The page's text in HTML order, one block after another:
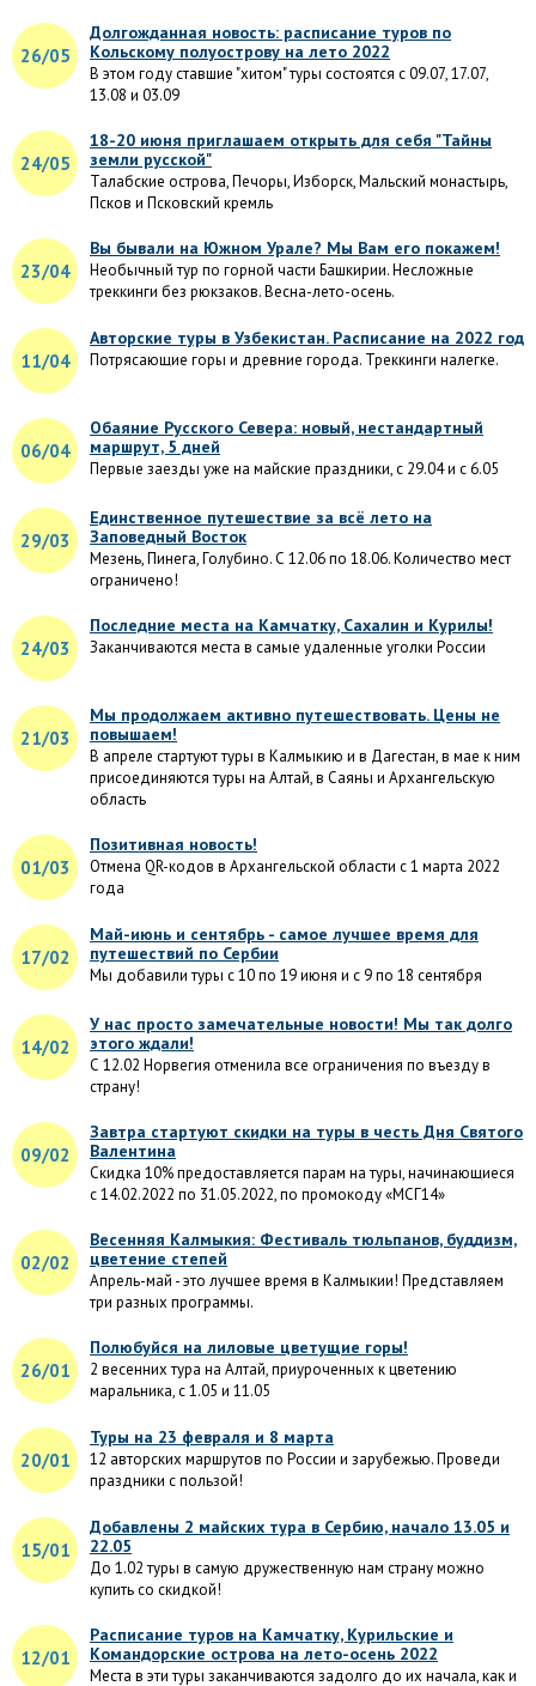
26/05
Долгожданная новость: расписание туров по
Кольскому полуострову на лето 2022
В этом году ставшие "хитом" туры состоятся с 09.07, 17.07,
13.08 и 03.09
24/05
18-20 июня приглашаем открыть для себя "Тайны
земли русской"
Талабские острова, Печоры, Изборск, Мальский монастырь,
Псков и Псковский кремль
23/04
Вы бывали на Южном Урале? Мы Вам его покажем!
Необычный тур по горной части Башкирии. Несложные
треккинги без рюкзаков. Весна-лето-осень.
11/04
Авторские туры в Узбекистан. Расписание на 2022 год
Потрясающие горы и древние города. Треккинги налегке.
06/04
Обаяние Русского Севера: новый, нестандартный
маршрут, 5 дней
Первые заезды уже на майские праздники, с 29.04 и с 6.05
29/03
Единственное путешествие за всё лето на
Заповедный Восток
Мезень, Пинега, Голубино. С 12.06 по 18.06. Количество мест
ограничено!
24/03
Последние места на Камчатку, Сахалин и Курилы!
Заканчиваются места в самые удаленные уголки России
21/03
Мы продолжаем активно путешествовать. Цены не
повышаем!
В апреле стартуют туры в Калмыкию и в Дагестан, в мае к ним
присоединяются туры на Алтай, в Саяны и Архангельскую
область
01/03
Позитивная новость!
Отмена QR-кодов в Архангельской области с 1 марта 2022
года
17/02
Май-июнь и сентябрь - самое лучшее время для
путешествий по Сербии
Мы добавили туры с 10 по 19 июня и с 9 по 18 сентября
14/02
У нас просто замечательные новости! Мы так долго
этого ждали!
С 12.02 Норвегия отменила все ограничения по въезду в
страну!
09/02
Завтра стартуют скидки на туры в честь Дня Святого
Валентина
Скидка 10% предоставляется парам на туры, начинающиеся
с 14.02.2022 по 31.05.2022, по промокоду «МСГ14»
02/02
Весенняя Калмыкия: Фестиваль тюльпанов, буддизм,
цветение степей
Апрель-май - это лучшее время в Калмыкии! Представляем
три разных программы.
26/01
Полюбуйся на лиловые цветущие горы!
2 весенних тура на Алтай, приуроченных к цветению
маральника, с 1.05 и 11.05
20/01
Туры на 23 февраля и 8 марта
12 авторских маршрутов по России и зарубежью. Проведи
праздники с пользой!
15/01
Добавлены 2 майских тура в Сербию, начало 13.05 и
22.05
До 1.02 туры в самую дружественную нам страну можно
купить со скидкой!
12/01
Расписание туров на Камчатку, Курильские и
Командорские острова на лето-осень 2022
Места в эти туры заканчиваются задолго до их начала, как и